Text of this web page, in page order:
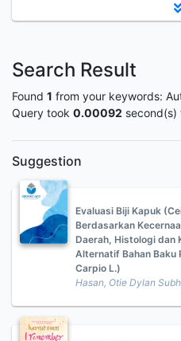
Search Result
Found 1 from your keywords:
Query took 0.00092
Suggestion
Evaluasi Biji Kapuk
Berdasarkan
Daerah, Histologi dan
Alternatif Bahan Baku
Carpio L.)
Hasan, Otie Dylan